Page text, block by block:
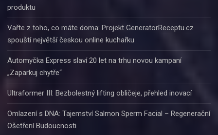
produktu
Vařte z toho, co máte doma: Projekt GeneratorReceptu.cz
spouští největší českou online kuchařku
Automyčka Express slaví 20 let na trhu novou kampaní
„Zaparkuj chytře“
Ultraformer III: Bezbolestný lifting obličeje, přehled inovací
Omlazení s DNA: Tajemství Salmon Sperm Facial – Regenerační
Ošetření Budoucnosti